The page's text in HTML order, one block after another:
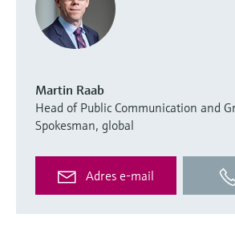
Martin Raab
Head of Public Communication and
Spokesman, global
Adres e-mail